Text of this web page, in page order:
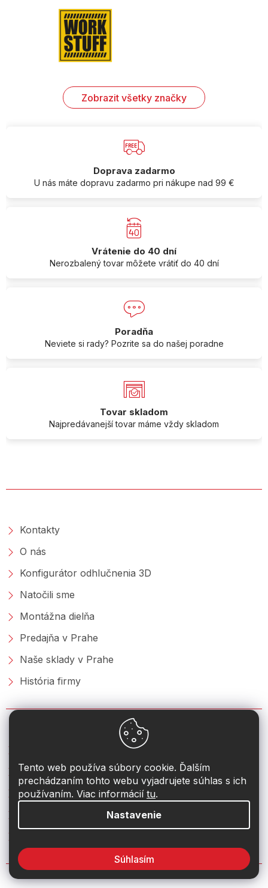
Tento web používa súbory cookie. Ďalším
prechádzaním tohto webu vyjadrujete súhlas s ich
používaním. Viac informácií tu.
Nastavenie
Súhlasím
Zobrazit všetky značky
Doprava zadarmo
U nás máte dopravu zadarmo pri nákupe nad 99 €
Vrátenie do 40 dní
Nerozbalený tovar môžete vrátiť do 40 dní
Poradňa
Neviete si rady? Pozrite sa do našej poradne
Tovar skladom
Najpredávanejší tovar máme vždy skladom
Kontakty
O nás
Konfigurátor odhlučnenia 3D
Natočili sme
Montážna dielňa
Predajňa v Prahe
Naše sklady v Prahe
História firmy
Cenník služieb
Reklamácia a vrátenie tovaru
Obchodné podmienky
PORADŇA &AMP; BLOG